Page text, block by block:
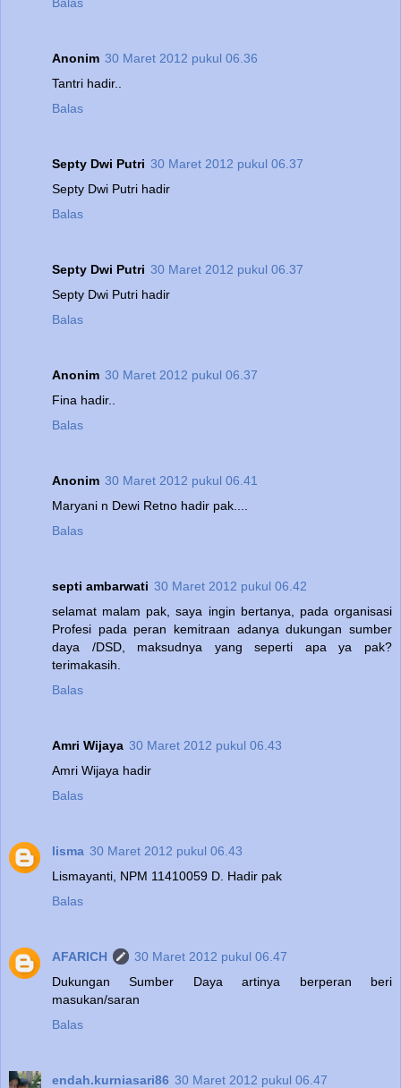
Anonim 30 Maret 2012 pukul 06.36
Tantri hadir..
Balas
Septy Dwi Putri 30 Maret 2012 pukul 06.37
Septy Dwi Putri hadir
Balas
Septy Dwi Putri 30 Maret 2012 pukul 06.37
Septy Dwi Putri hadir
Balas
Anonim 30 Maret 2012 pukul 06.37
Fina hadir..
Balas
Anonim 30 Maret 2012 pukul 06.41
Maryani n Dewi Retno hadir pak....
Balas
septi ambarwati 30 Maret 2012 pukul 06.42
selamat malam pak, saya ingin bertanya, pada organisasi
Profesi pada peran kemitraan adanya dukungan sumber
daya /DSD, maksudnya yang seperti apa ya pak?
terimakasih.
Balas
Amri Wijaya 30 Maret 2012 pukul 06.43
Amri Wijaya hadir
Balas
lisma 30 Maret 2012 pukul 06.43
Lismayanti, NPM 11410059 D. Hadir pak
Balas
AFARICH
30 Maret 2012 pukul 06.47
Dukungan Sumber Daya artinya berperan beri
masukan/saran
Balas
endah.kurniasari86 30 Maret 2012 pukul 06.47